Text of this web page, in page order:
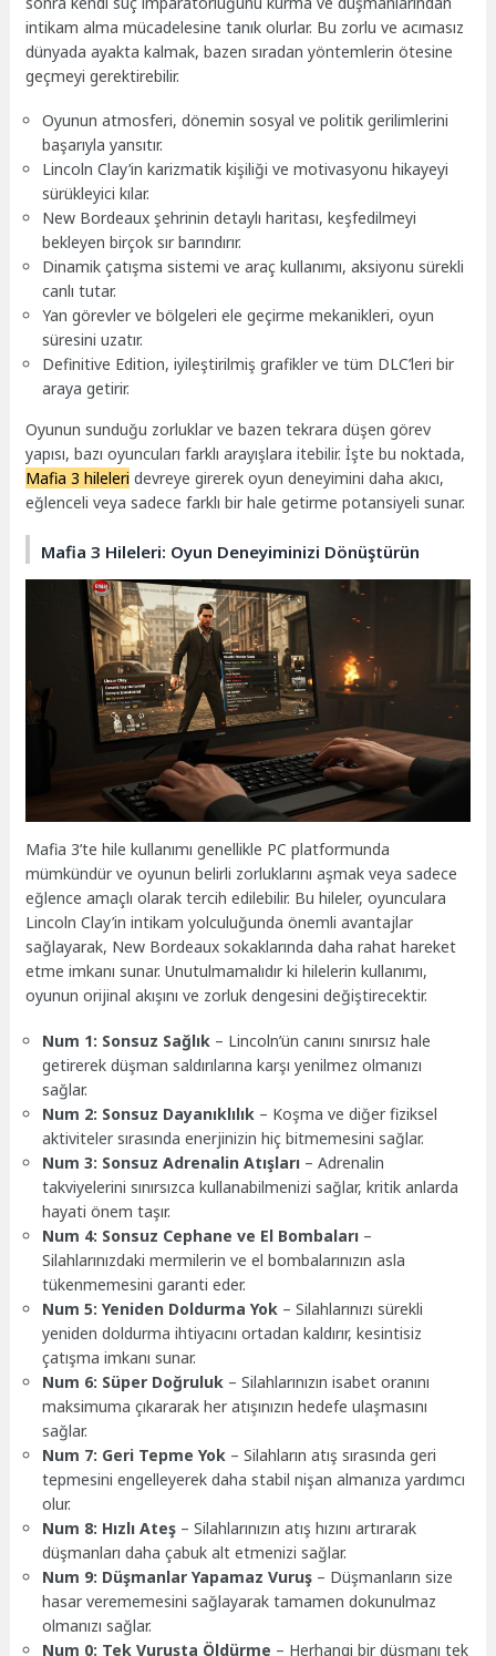
intikam alma mücadelesine tanık olurlar. Bu zorlu ve acımasız
dünyada ayakta kalmak, bazen sıradan yöntemlerin ötesine
geçmeyi gerektirebilir.
Oyunun atmosferi, dönemin sosyal ve politik gerilimlerini
başarıyla yansıtır.
Lincoln Clay’in karizmatik kişiliği ve motivasyonu hikayeyi
sürükleyici kılar.
New Bordeaux şehrinin detaylı haritası, keşfedilmeyi
bekleyen birçok sır barındırır.
Dinamik çatışma sistemi ve araç kullanımı, aksiyonu sürekli
canlı tutar.
Yan görevler ve bölgeleri ele geçirme mekanikleri, oyun
süresini uzatır.
Definitive Edition, iyileştirilmiş grafikler ve tüm DLC’leri bir
araya getirir.
Oyunun sunduğu zorluklar ve bazen tekrara düşen görev
yapısı, bazı oyuncuları farklı arayışlara itebilir. İşte bu noktada,
Mafia 3 hileleri devreye girerek oyun deneyimini daha akıcı,
eğlenceli veya sadece farklı bir hale getirme potansiyeli sunar.
Mafia 3 Hileleri: Oyun Deneyiminizi Dönüştürün
Mafia 3’te hile kullanımı genellikle PC platformunda
mümkündür ve oyunun belirli zorluklarını aşmak veya sadece
eğlence amaçlı olarak tercih edilebilir. Bu hileler, oyunculara
Lincoln Clay’in intikam yolculuğunda önemli avantajlar
sağlayarak, New Bordeaux sokaklarında daha rahat hareket
etme imkanı sunar. Unutulmamalıdır ki hilelerin kullanımı,
oyunun orijinal akışını ve zorluk dengesini değiştirecektir.
Num 1: Sonsuz Sağlık – Lincoln’ün canını sınırsız hale
getirerek düşman saldırılarına karşı yenilmez olmanızı
sağlar.
Num 2: Sonsuz Dayanıklılık – Koşma ve diğer fiziksel
aktiviteler sırasında enerjinizin hiç bitmemesini sağlar.
Num 3: Sonsuz Adrenalin Atışları – Adrenalin
takviyelerini sınırsızca kullanabilmenizi sağlar, kritik anlarda
hayati önem taşır.
Num 4: Sonsuz Cephane ve El Bombaları –
Silahlarınızdaki mermilerin ve el bombalarınızın asla
tükenmemesini garanti eder.
Num 5: Yeniden Doldurma Yok – Silahlarınızı sürekli
yeniden doldurma ihtiyacını ortadan kaldırır, kesintisiz
çatışma imkanı sunar.
Num 6: Süper Doğruluk – Silahlarınızın isabet oranını
maksimuma çıkararak her atışınızın hedefe ulaşmasını
sağlar.
Num 7: Geri Tepme Yok – Silahların atış sırasında geri
tepmesini engelleyerek daha stabil nişan almanıza yardımcı
olur.
Num 8: Hızlı Ateş – Silahlarınızın atış hızını artırarak
düşmanları daha çabuk alt etmenizi sağlar.
Num 9: Düşmanlar Yapamaz Vuruş – Düşmanların size
hasar verememesini sağlayarak tamamen dokunulmaz
olmanızı sağlar.
Num 0: Tek Vuruşta Öldürme – Herhangi bir düşmanı tek